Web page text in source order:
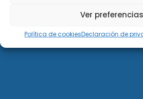
Ver preferencias
Política de cookiesDeclaración de